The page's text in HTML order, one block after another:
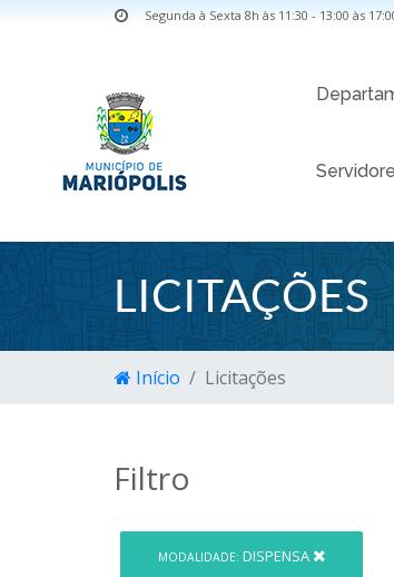
Segunda à Sexta 8h às 11:30 - 13:00 às
LICITAÇÕES
Início Licitações
Filtro
MODALIDADE: DISPENSA